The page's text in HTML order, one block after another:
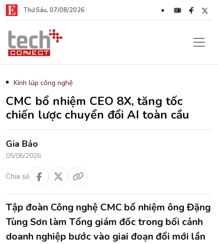
Thứ Sáu, 07/08/2026
Kính lúp công nghệ
CMC bổ nhiệm CEO 8X, tăng tốc
chiến lược chuyển đổi AI toàn cầu
Gia Bảo
05/06/2026
Chia sẻ
Tập đoàn Công nghệ CMC bổ nhiệm ông Đặng
Tùng Sơn làm Tổng giám đốc trong bối cảnh
doanh nghiệp bước vào giai đoạn đổi mới lần